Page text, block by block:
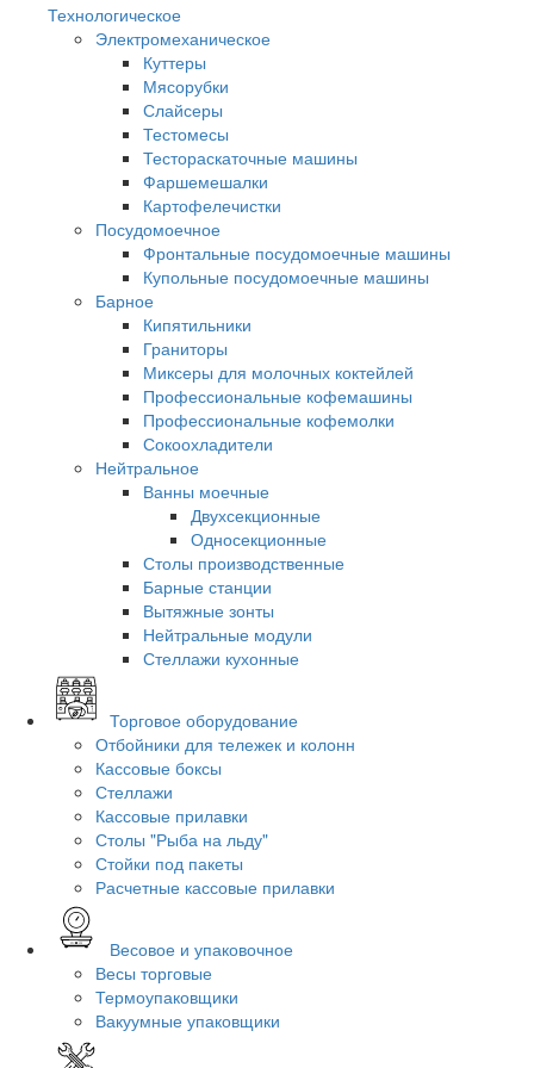
Технологическое
Электромеханическое
Куттеры
Мясорубки
Слайсеры
Тестомесы
Тестораскаточные машины
Фаршемешалки
Картофелечистки
Посудомоечное
Фронтальные посудомоечные машины
Купольные посудомоечные машины
Барное
Кипятильники
Граниторы
Миксеры для молочных коктейлей
Профессиональные кофемашины
Профессиональные кофемолки
Сокоохладители
Нейтральное
Ванны моечные
Двухсекционные
Односекционные
Столы производственные
Барные станции
Вытяжные зонты
Нейтральные модули
Стеллажи кухонные
Торговое оборудование
Отбойники для тележек и колонн
Кассовые боксы
Стеллажи
Кассовые прилавки
Столы "Рыба на льду"
Стойки под пакеты
Расчетные кассовые прилавки
Весовое и упаковочное
Весы торговые
Термоупаковщики
Вакуумные упаковщики